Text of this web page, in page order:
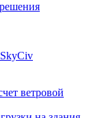
ветровой